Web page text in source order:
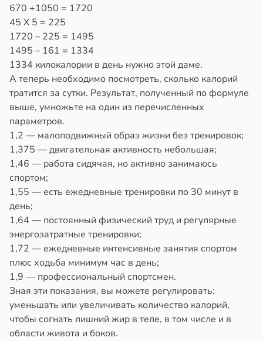
670 +1050 = 1720
45 Х 5 = 225
1720 – 225 = 1495
1495 – 161 = 1334
1334 килокалории в день нужно этой даме.
А теперь необходимо посмотреть, сколько калорий
тратится за сутки. Результат, полученный по формуле
выше, умножьте на один из перечисленных
параметров.
1,2 — малоподвижный образ жизни без тренировок;
1,375 — двигательная активность небольшая;
1,46 — работа сидячая, но активно занимаюсь
спортом;
1,55 — есть ежедневные тренировки по 30 минут в
день;
1,64 — постоянный физический труд и регулярные
энергозатратные тренировки;
1,72 — ежедневные интенсивные занятия спортом
плюс ходьба минимум час в день;
1,9 — профессиональный спортсмен.
Зная эти показания, вы можете регулировать:
уменьшать или увеличивать количество калорий,
чтобы согнать лишний жир в теле, в том числе и в
области живота и боков.